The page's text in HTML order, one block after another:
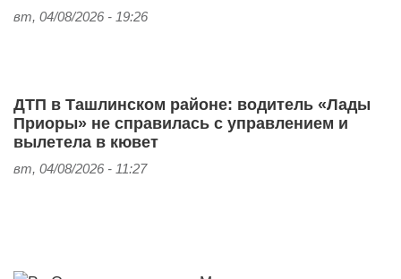
вт, 04/08/2026 - 19:26
ДТП в Ташлинском районе: водитель «Лады
Приоры» не справилась с управлением и
вылетела в кювет
вт, 04/08/2026 - 11:27